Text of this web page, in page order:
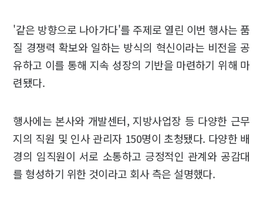
'같은 방향으로 나아가다'를 주제로 열린 이번 행사는 품
질 경쟁력 확보와 일하는 방식의 혁신이라는 비전을 공
유하고 이를 통해 지속 성장의 기반을 마련하기 위해 마
련됐다.
행사에는 본사와 개발센터, 지방사업장 등 다양한 근무
지의 직원 및 인사 관리자 150명이 초청됐다. 다양한 배
경의 임직원이 서로 소통하고 긍정적인 관계와 공감대
를 형성하기 위한 것이라고 회사 측은 설명했다.